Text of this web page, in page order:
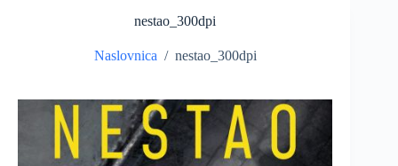
nestao_300dpi
Naslovnica / nestao_300dpi